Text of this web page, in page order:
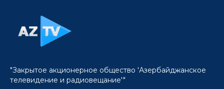
"Закрытое акционерное общество 'Азербайджанское
телевидение и радиовещание'"